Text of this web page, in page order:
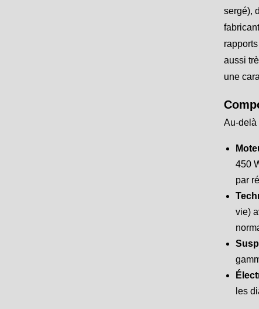
sergé),
aussi
une
Au-delà
450
par
vie)
les